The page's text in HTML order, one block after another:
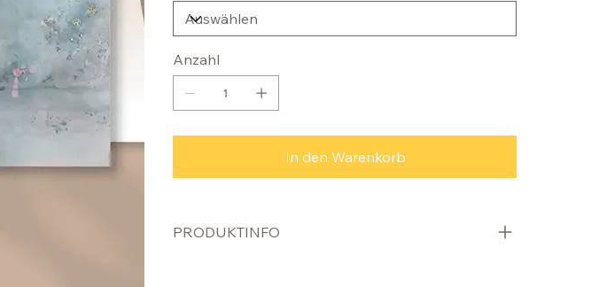
Anzahl
In den Warenkorb
PRODUKTINFO